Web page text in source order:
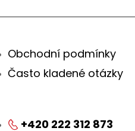
Obchodní podmínky
Často kladené otázky
+420 222 312 873